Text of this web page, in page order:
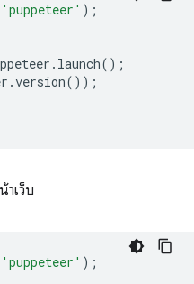
'puppeteer' );
. launch();
.version());
เว็บ
'puppeteer' );